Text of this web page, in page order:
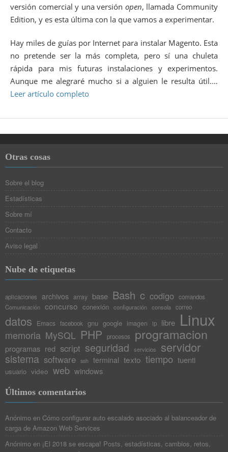
versión comercial y una versión open, llamada Community
Edition, y es esta última con la que vamos a experimentar.
Hay miles de guías por Internet para instalar Magento. Esta
no pretende ser la más completa, pero sí una chuleta
rápida para mis futuras instalaciones y experimentos.
Aunque me alegraré mucho si a alguien le resulta útil.…
Leer artículo completo
Otras cosas
Sobre el blog
Estadísticas
Sobre mí
Contacto
Aviso legal
Nube de etiquetas
aplicaciones archivos array base Bash c codigo
comandos
Comunicación concurso conexión configuración consola correo
datos Emacs facebook gnu google imagen ip libre Linux
memoria MySQL PHP procesos programacion
programas red script seguridad servicios servidor
sistema software ssh terminal texto tiempo tuenti
usuario video web windows
Últimos comentarios
Anónimo en Cómo configurar auto escalado asociado al balanceador de
carga de Amazon Web Services
Anónimo en ¡El 2018 se escapa! Posts, estadísticas, cambios, retos,